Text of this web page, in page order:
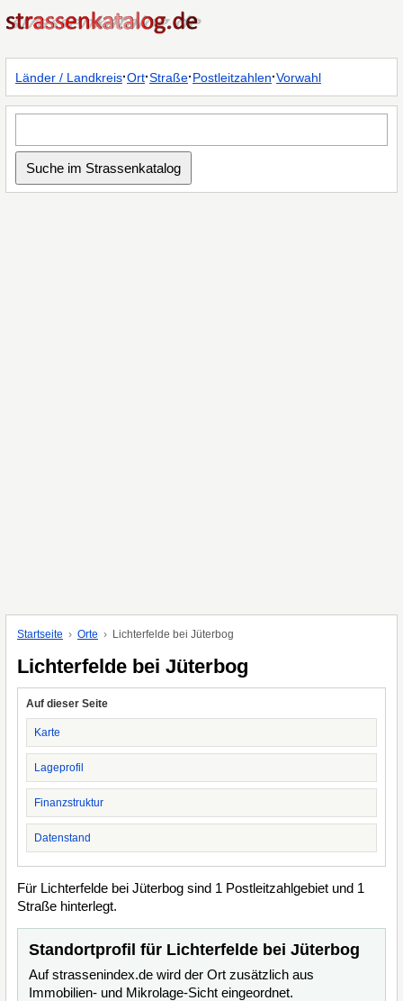
Länder / Landkreis·Ort·Straße·Postleitzahlen·Vorwahl
Startseite Orte Lichterfelde bei Jüterbog
Lichterfelde bei Jüterbog
Auf dieser Seite
Karte
Lageprofil
Finanzstruktur
Datenstand
Für Lichterfelde bei Jüterbog sind 1 Postleitzahlgebiet und 1
Straße hinterlegt.
Standortprofil für Lichterfelde bei Jüterbog
Auf strassenindex.de wird der Ort zusätzlich aus
Immobilien- und Mikrolage-Sicht eingeordnet.